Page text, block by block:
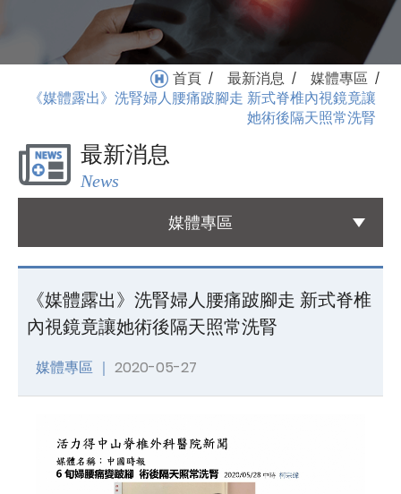
Registration
就醫指南
Medical Instruction
Health Education
國際醫療
友善連結
Links
聯絡我們
Contact
首頁 / 最新消息 / 媒體專區 /
《媒體露出》洗腎婦人腰痛跛腳走 新式脊椎內視鏡竟讓
她術後隔天照常洗腎
最新消息
News
媒體專區
《媒體露出》洗腎婦人腰痛跛腳走 新式脊椎
內視鏡竟讓她術後隔天照常洗腎
媒體專區 ｜ 2020-05-27